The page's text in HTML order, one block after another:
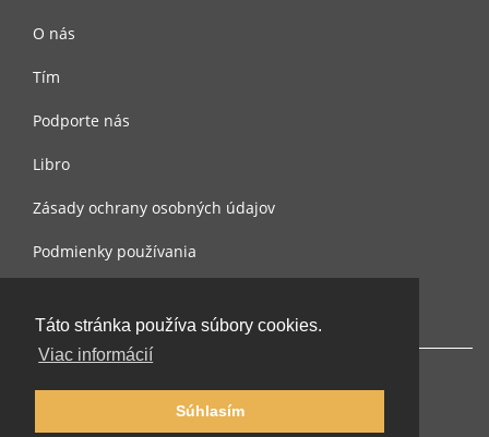
Táto stránka používa súbory cookies.
Viac informácií
Súhlasím
O nás
Tím
Podporte nás
Libro
Zásady ochrany osobných údajov
Podmienky používania